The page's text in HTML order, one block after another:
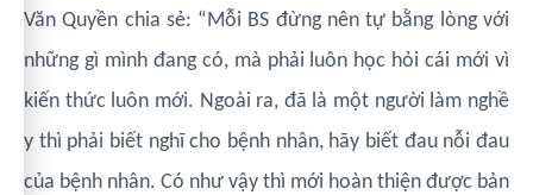
Văn Quyền chia sẻ: “Mỗi BS đừng nên tự bằng lòng với
những gì mình đang có, mà phải luôn học hỏi cái mới vì
kiến thức luôn mới. Ngoài ra, đã là một người làm nghề
y thì phải biết nghĩ cho bệnh nhân, hãy biết đau nỗi đau
của bệnh nhân. Có như vậy thì mới hoàn thiện được bản